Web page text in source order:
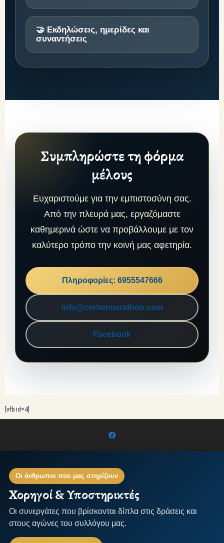
🤝 Εκδηλώσεις, ημερίδες και
συναντήσεις
Συμπληρώστε τη φόρμα
μέλους
Ευχαριστούμε για την εμπιστοσύνη σας.
Από την πλευρά μας, εργαζόμαστε
καθημερινά ώστε να προβάλλουμε με τον
καλύτερο τρόπο την κοινή μας αφετηρία.
Πληροφορίες: 6955547666
info@cretanmarathon.com
Facebook
[vfb id=4]
Οι άνθρωποι που μας στηρίζουν
Χορηγοί & Υποστηρικτές
Οι συνεργάτες που βρίσκονται δίπλα στις δράσεις και
στους αγώνες του συλλόγου μας.